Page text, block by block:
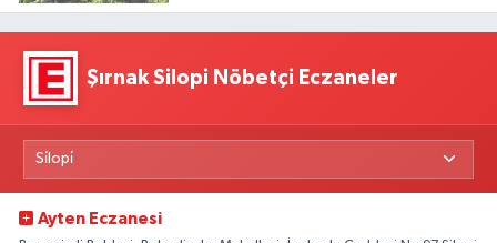
Şırnak Silopi Nöbetçi Eczaneler
Ayten Eczanesi